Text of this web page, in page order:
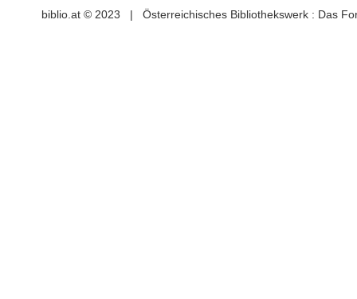
biblio.at © 2023 | Österreichisches Bibliothekswerk : Das